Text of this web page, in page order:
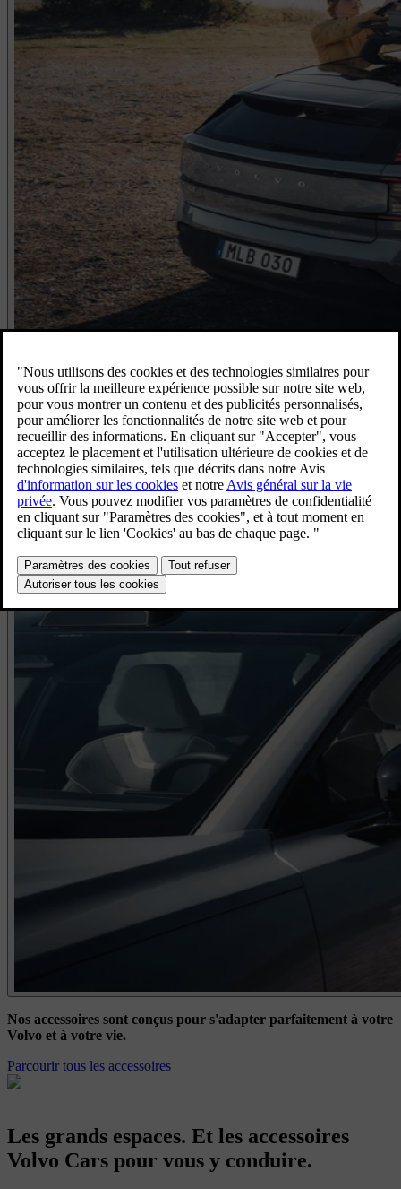
Nos accessoires sont conçus pour s'adapter parfaitement à votre
Volvo et à votre vie.
Parcourir tous les accessoires
Les grands espaces. Et les accessoires
Volvo Cars pour vous y conduire.